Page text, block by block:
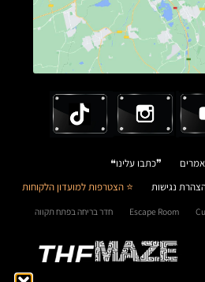
❞כתבו עלינו❝
נגישות
⭐ הצטרפות למועדון הלקוחות
Escape Room
חדר בריחה בפתח תקווה